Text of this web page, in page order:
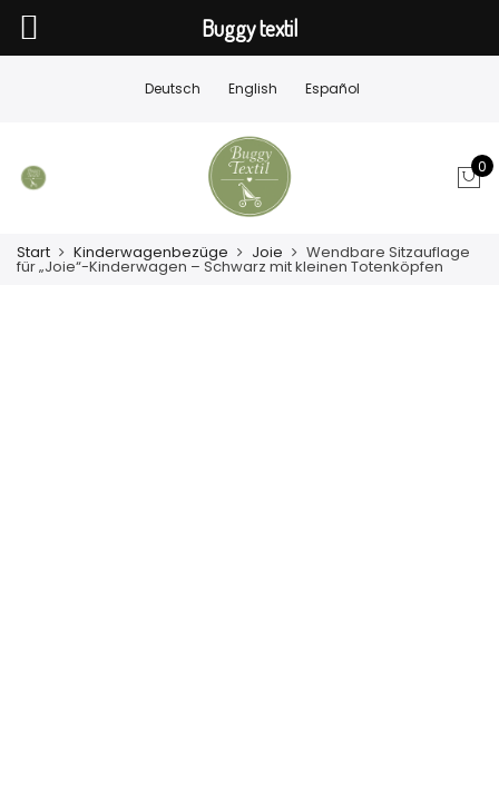
Deutsch English Español
0
Start Kinderwagenbezüge Joie Wendbare Sitzauflage
für „Joie“-Kinderwagen – Schwarz mit kleinen Totenköpfen
Buggy textil